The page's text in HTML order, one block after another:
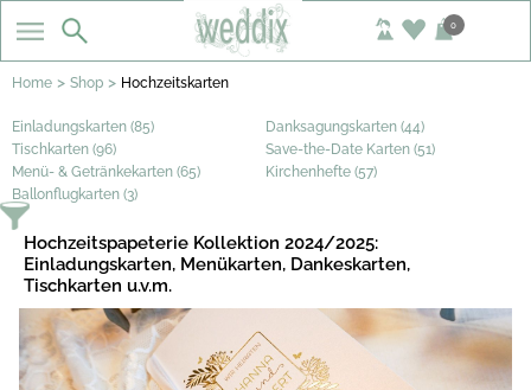
0
Home > Shop > Hochzeitskarten
Einladungskarten (85)
Danksagungskarten (44)
Tischkarten (96)
Save-the-Date Karten (51)
Menü- & Getränkekarten (65)
Kirchenhefte (57)
Ballonflugkarten (3)
Hochzeitspapeterie Kollektion 2024/2025:
Einladungskarten, Menükarten, Dankeskarten,
Tischkarten u.v.m.